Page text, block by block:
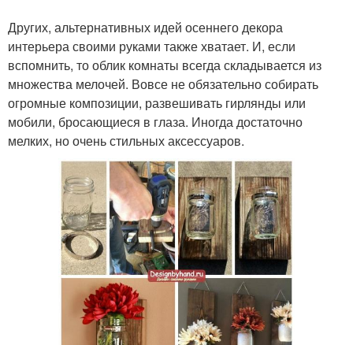
Других, альтернативных идей осеннего декора
интерьера своими руками также хватает. И, если
вспомнить, то облик комнаты всегда складывается из
множества мелочей. Вовсе не обязательно собирать
огромные композиции, развешивать гирлянды или
мобили, бросающиеся в глаза. Иногда достаточно
мелких, но очень стильных аксессуаров.